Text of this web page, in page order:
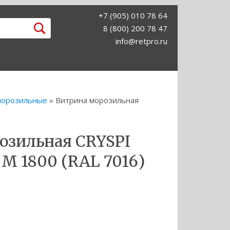
+7 (905) 010 78 64
8 (800) 200 78 47
info@retpro.ru
» Витрина морозильная
CRYSPI
1800 (RAL 7016)